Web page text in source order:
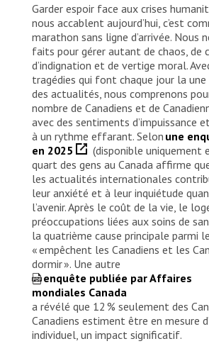
Garder espoir face aux crises
nous accablent aujourd’hui, c’est
marathon sans ligne d’arrivée. Nous
faits pour gérer autant de chaos, de
d’indignation et de vertige moral.
tragédies qui font chaque jour la une
des actualités, nous comprenons
nombre de Canadiens et de
avec des sentiments d’impuissance
à un rythme effarant. Selon une
en 2025
(disponible uniquement
quart des gens au Canada affirme
les actualités internationales
leur anxiété et à leur inquiétude
l’avenir. Après le coût de la vie, le
préoccupations liées aux soins de
la quatrième cause principale parmi
« empêchent les Canadiens et les
dormir ». Une autre
enquête publiée par Affaires
mondiales Canada
a révélé que 12 % seulement des
Canadiens estiment être en mesure
individuel, un impact significatif.